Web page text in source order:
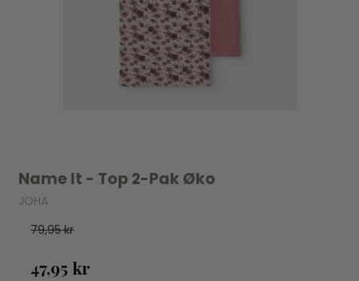
Name It - Top 2-Pak Øko
JOHA
79,95 kr
47,95 kr